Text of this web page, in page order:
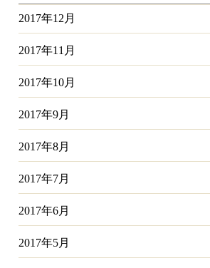
2017年12月
2017年11月
2017年10月
2017年9月
2017年8月
2017年7月
2017年6月
2017年5月